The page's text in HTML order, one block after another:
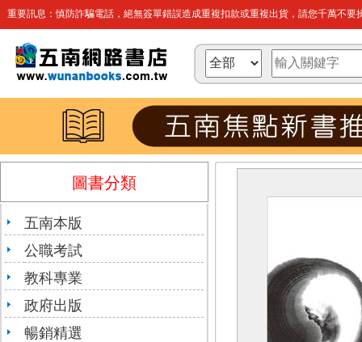
重要訊息：慎防詐騙電話，絕無簽單錯誤造成重複扣款或重複出貨，請您千萬不要
圖書分類
五南本版
公職考試
教科專業
政府出版
暢銷精選